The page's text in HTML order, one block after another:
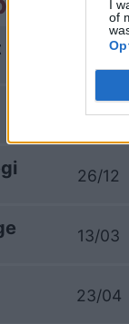
I
of
11/08
20/09
26/12
13/03
23/04